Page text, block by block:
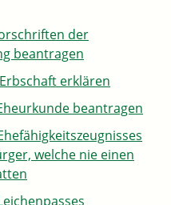
der
beantragen
erklären
beantragen
welche nie einen